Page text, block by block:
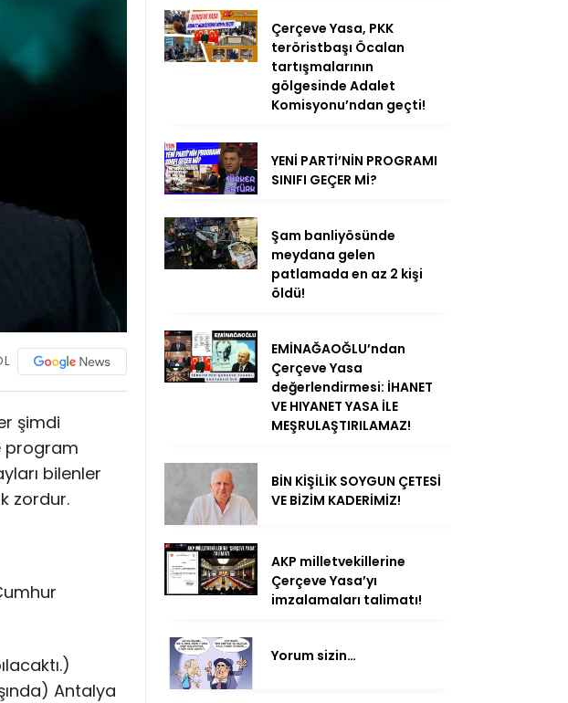
şimdi
program
bilenler
zordur.
Antalya
Çerçeve Yasa, PKK
teröristbaşı Öcalan
tartışmalarının
gölgesinde Adalet
Komisyonu’ndan geçti!
YENİ PARTİ’NİN PROGRAMI
SINIFI GEÇER Mİ?
Şam banliyösünde
meydana gelen
patlamada en az 2 kişi
öldü!
EMİNAĞAOĞLU’ndan
Çerçeve Yasa
değerlendirmesi: İHANET
VE HIYANET YASA İLE
MEŞRULAŞTIRILAMAZ!
BİN KİŞİLİK SOYGUN ÇETESİ
VE BİZİM KADERİMİZ!
AKP milletvekillerine
Çerçeve Yasa’yı
imzalamaları talimatı!
Yorum sizin…